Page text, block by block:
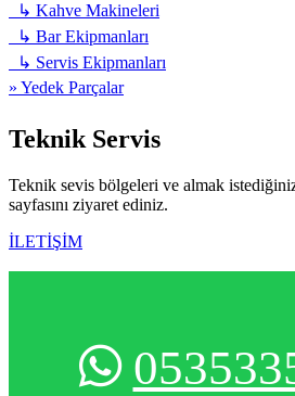
↳ Kahve Makineleri
↳ Bar Ekipmanları
↳ Servis Ekipmanları
» Yedek Parçalar
Teknik Servis
Teknik sevis bölgeleri ve almak
sayfasını ziyaret ediniz.
İLETİŞİM